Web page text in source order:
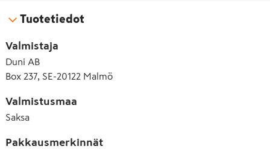
Tuotetiedot
Valmistaja
Duni AB
Box 237, SE-20122 Malmö
Valmistusmaa
Saksa
Pakkausmerkinnät